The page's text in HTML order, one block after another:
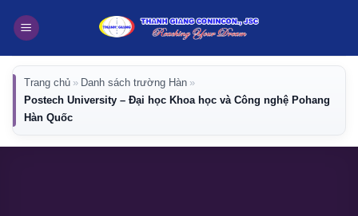
qua
dung
Trang chủ » Danh sách trường Hàn »
Postech University – Đại học Khoa học và Công nghệ Pohang
Hàn Quốc